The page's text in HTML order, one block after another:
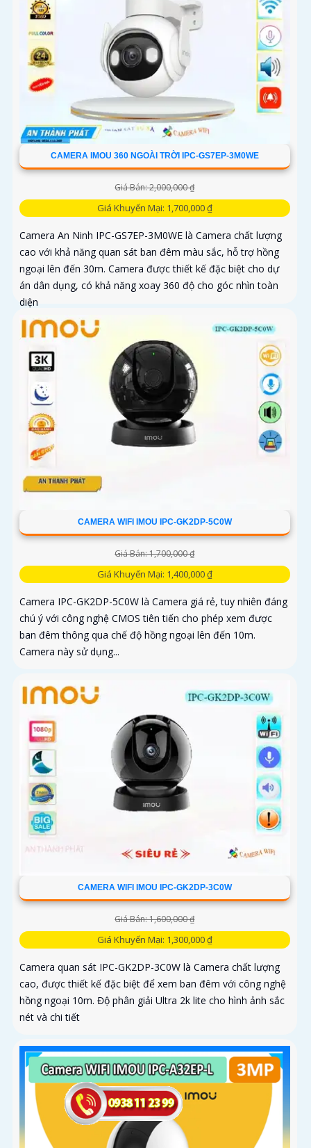
CAMERA IMOU 360 NGOÀI TRỜI IPC-GS7EP-3M0WE
Giá Bán: 2,000,000 ₫
Giá Khuyến Mại: 1,700,000 ₫
Camera An Ninh IPC-GS7EP-3M0WE là Camera chất lượng
cao với khả năng quan sát ban đêm màu sắc, hỗ trợ hồng
ngoại lên đến 30m. Camera được thiết kế đặc biệt cho dự
án dân dụng, có khả năng xoay 360 độ cho góc nhìn toàn
diện
CAMERA WIFI IMOU IPC-GK2DP-5C0W
Giá Bán: 1,700,000 ₫
Giá Khuyến Mại: 1,400,000 ₫
Camera IPC-GK2DP-5C0W là Camera giá rẻ, tuy nhiên đáng
chú ý với công nghệ CMOS tiên tiến cho phép xem được
ban đêm thông qua chế độ hồng ngoại lên đến 10m.
Camera này sử dụng...
CAMERA WIFI IMOU IPC-GK2DP-3C0W
Giá Bán: 1,600,000 ₫
Giá Khuyến Mại: 1,300,000 ₫
Camera quan sát IPC-GK2DP-3C0W là Camera chất lượng
cao, được thiết kế đặc biệt để xem ban đêm với công nghệ
hồng ngoại 10m. Độ phân giải Ultra 2k lite cho hình ảnh sắc
nét và chi tiết